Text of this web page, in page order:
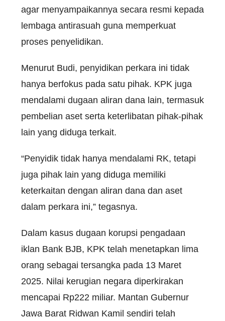
agar menyampaikannya secara resmi kepada
lembaga antirasuah guna memperkuat
proses penyelidikan.
Menurut Budi, penyidikan perkara ini tidak
hanya berfokus pada satu pihak. KPK juga
mendalami dugaan aliran dana lain, termasuk
pembelian aset serta keterlibatan pihak-pihak
lain yang diduga terkait.
“Penyidik tidak hanya mendalami RK, tetapi
juga pihak lain yang diduga memiliki
keterkaitan dengan aliran dana dan aset
dalam perkara ini,” tegasnya.
Dalam kasus dugaan korupsi pengadaan
iklan Bank BJB, KPK telah menetapkan lima
orang sebagai tersangka pada 13 Maret
2025. Nilai kerugian negara diperkirakan
mencapai Rp222 miliar. Mantan Gubernur
Jawa Barat Ridwan Kamil sendiri telah